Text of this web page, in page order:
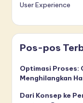
User Experience
Pos-pos
Optimasi Proses:
Menghilangkan
Dari Konsep ke